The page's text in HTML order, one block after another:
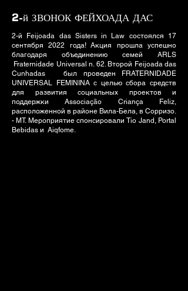
2-й ЗВОНОК ФЕЙХОАДА ДАС
2-й Feijoada das Sisters in Law состоялся 17
сентября 2022 года! Акция прошла успешно
благодаря объединению семей ARLS
Fraternidade Universal n. 62. Второй Feijoada das
Cunhadas был проведен FRATERNIDADE
UNIVERSAL FEMININA с целью сбора средств
для развития социальных проектов и
поддержки Associação Criança Feliz,
расположенной в районе Вила-Бела, в Сорризо.
- МТ. Мероприятие спонсировали Tio Jand, Portal
Bebidas и Aiqfome.